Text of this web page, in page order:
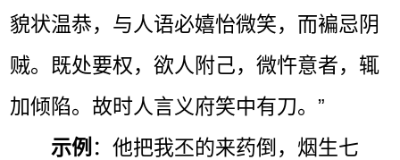
貌状温恭，与人语必嬉怡微笑，而褊忌阴
贼。既处要权，欲人附己，微忤意者，辄
加倾陷。故时人言义府笑中有刀。”
示例 ：他把我丕的来药倒，烟生七